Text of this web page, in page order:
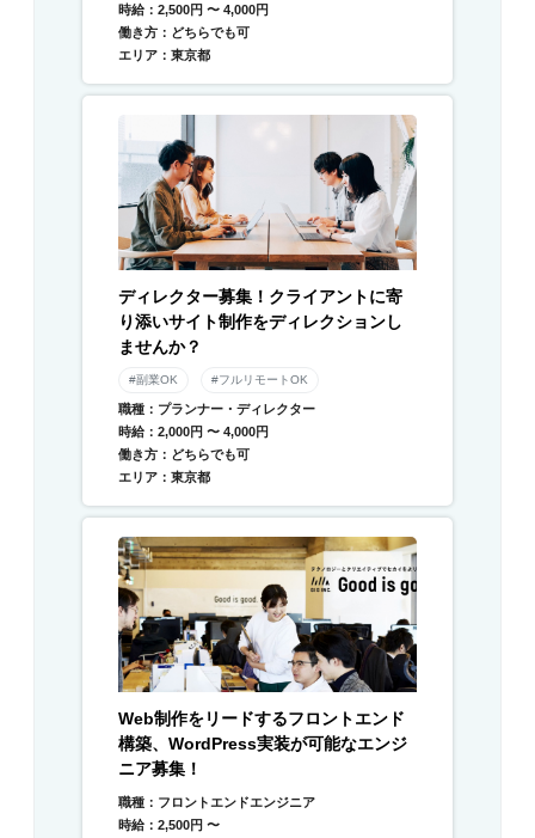
時給：2,500円 〜 4,000円
働き方：どちらでも可
エリア：東京都
ディレクター募集！クライアントに寄
り添いサイト制作をディレクションし
ませんか？
#副業OK #フルリモートOK
職種：プランナー・ディレクター
時給：2,000円 〜 4,000円
働き方：どちらでも可
エリア：東京都
Web制作をリードするフロントエンド
構築、WordPress実装が可能なエンジ
ニア募集！
職種：フロントエンドエンジニア
時給：2,500円 〜